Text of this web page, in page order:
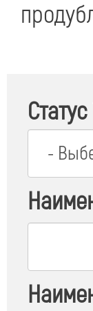
Статус